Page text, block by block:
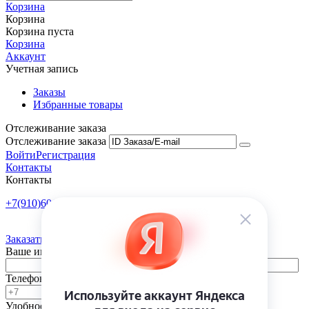
Корзина
Корзина
Корзина пуста
Корзина
Аккаунт
Учетная запись
Заказы
Избранные товары
Отслеживание заказа
Отслеживание заказа
ВойтиРегистрация
Контакты
Контакты
+7(910)601-10-10
Заказать обратный звонок
Ваше имя
Телефон
Удобное время -